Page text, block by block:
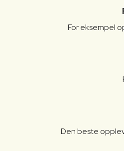
For eksempel
Den beste